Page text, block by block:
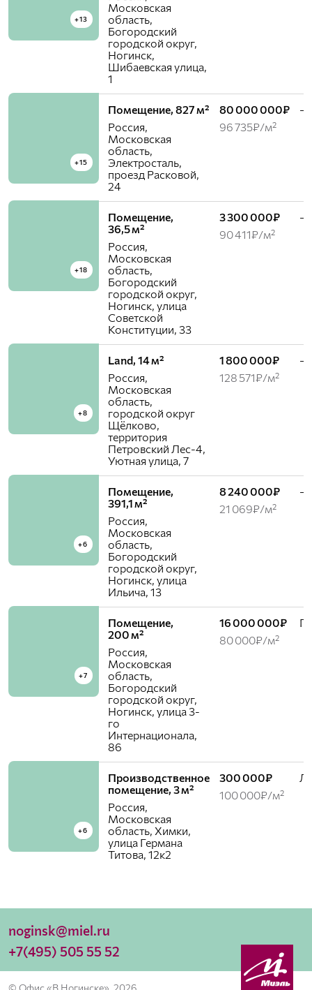
+13
Московская
область,
Богородский
городской округ,
Ногинск,
Шибаевская улица,
1
+15
Помещение, 827 м²
Россия,
Московская
область,
Электросталь,
проезд Расковой,
24
80 000 000₽
96 735₽/м²
—
+18
Помещение,
36,5 м²
Россия,
Московская
область,
Богородский
городской округ,
Ногинск, улица
Советской
Конституции, 33
3 300 000₽
90 411₽/м²
—
+8
Land, 14 м²
Россия,
Московская
область,
городской округ
Щёлково,
территория
Петровский Лес-4,
Уютная улица, 7
1 800 000₽
128 571₽/м²
—
+6
Помещение,
391,1 м²
Россия,
Московская
область,
Богородский
городской округ,
Ногинск, улица
Ильича, 13
8 240 000₽
21 069₽/м²
—
+7
Помещение,
200 м²
Россия,
Московская
область,
Богородский
городской округ,
Ногинск, улица 3-
го
Интернационала,
86
16 000 000₽
80 000₽/м²
+6
Производственное
помещение, 3 м²
Россия,
Московская
область, Химки,
улица Германа
Титова, 12к2
300 000₽
100 000₽/м²
noginsk@miel.ru
+7(495) 505 55 52
© Офис «В Ногинске», 2026